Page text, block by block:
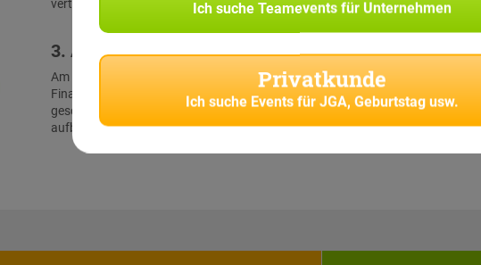
verteilten Teilnehmer-Rollen.
3. Abschluss & Schatzfund
Am Finalort treffen alle Teams wieder aufeinander. Beim großen
Finale müssen die Teilnehmer noch einmal alles geben, um durch
geschickte Kombination der Lösungen der aufeinander
aufbauenden Rätsel gemeinsam den virtuellen Schatz zu bergen...
Ich suche Teamevents für Unternehmen
Privatkunde
Ich suche Events für JGA, Geburtstag usw.